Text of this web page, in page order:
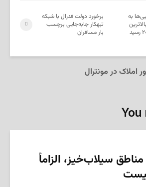
برخورد دولت فدرال با شبکه
تبهکار جابه‌جایی برچسب
بار مسافران
به
در مونترال
You
سیلاب‌خیز، الزاماً